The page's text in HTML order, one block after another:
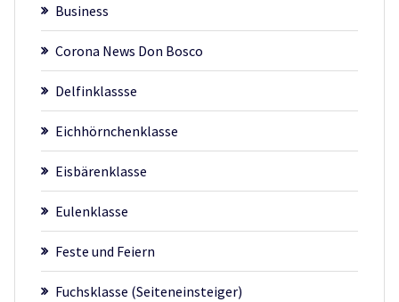
Business
Corona News Don Bosco
Delfinklassse
Eichhörnchenklasse
Eisbärenklasse
Eulenklasse
Feste und Feiern
Fuchsklasse (Seiteneinsteiger)